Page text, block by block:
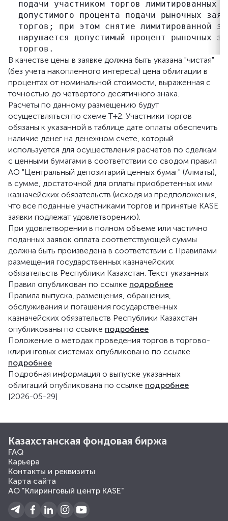
подачи участником торгов лимитированных
допустимого процента подачи рыночных
торгов; при этом снятие лимитированной
нарушается допустимый процент рыночных
В качестве цены в заявке должна быть указана "чистая"
(без учета накопленного интереса) цена облигации в
процентах от номинальной стоимости, выраженная с
точностью до четвертого десятичного знака.
Расчеты по данному размещению будут
осуществляться по схеме Т+2. Участники торгов
обязаны к указанной в таблице дате оплаты обеспечить
наличие денег на денежном счете, который
используется для осуществления расчетов по сделкам
с ценными бумагами в соответствии со сводом правил
АО "Центральный депозитарий ценных бумаг" (Алматы),
в сумме, достаточной для оплаты приобретенных ими
казначейских обязательств (исходя из предположения,
что все поданные участниками торгов и принятые KASE
заявки подлежат удовлетворению).
При удовлетворении в полном объеме или частично
поданных заявок оплата соответствующей суммы
должна быть произведена в соответствии с Правилами
размещения государственных казначейских
обязательств Республики Казахстан. Текст указанных
Правил опубликован по ссылке подробнее
Правила выпуска, размещения, обращения,
обслуживания и погашения государственных
казначейских обязательств Республики Казахстан
опубликованы по ссылке подробнее
Положение о методах проведения торгов в торгово-
клиринговых системах опубликовано по ссылке
подробнее
Подробная информация о выпуске указанных
облигаций опубликована по ссылке подробнее
[2026-05-29]
Казахстанская фондовая биржа
FAQ
Карьера
Контакты и реквизиты
Карта сайта
АО "Клиринговый центр KASE"